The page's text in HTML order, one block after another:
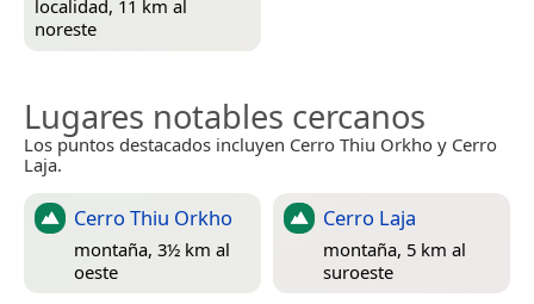
localidad, 11 km al
noreste
Lugares notables cercanos
Los puntos destacados incluyen Cerro Thiu Orkho y Cerro
Laja.
Cerro Thiu Orkho
montaña, 3½ km al
oeste
Cerro Laja
montaña, 5 km al
suroeste